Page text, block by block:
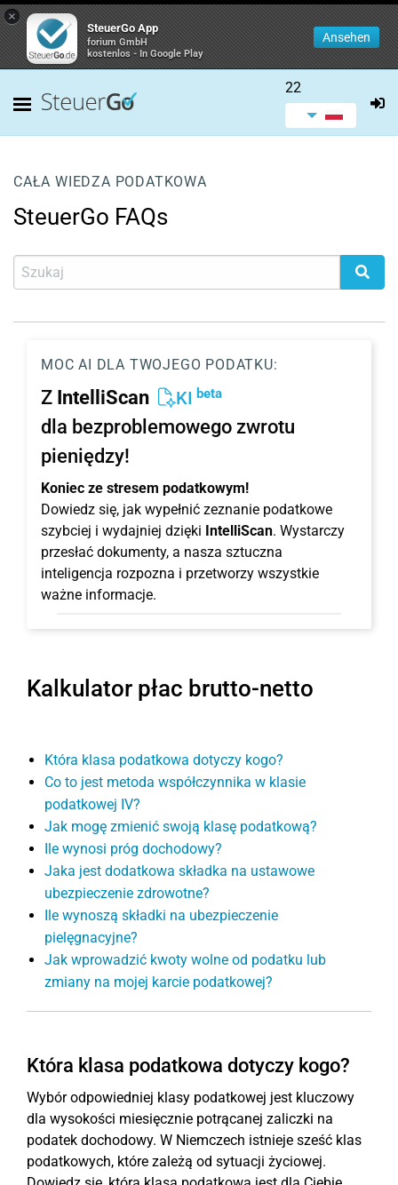
×
SteuerGo App
forium GmbH
kostenlos - In Google Play
Ansehen
22
CAŁA WIEDZA PODATKOWA
SteuerGo FAQs
MOC AI DLA TWOJEGO PODATKU:
Z IntelliScan KI beta
dla bezproblemowego zwrotu
pieniędzy!
Koniec ze stresem podatkowym!
Dowiedz się, jak wypełnić zeznanie podatkowe
szybciej i wydajniej dzięki IntelliScan. Wystarczy
przesłać dokumenty, a nasza sztuczna
inteligencja rozpozna i przetworzy wszystkie
ważne informacje.
Kalkulator płac brutto-netto
Która klasa podatkowa dotyczy kogo?
Co to jest metoda współczynnika w klasie
podatkowej IV?
Jak mogę zmienić swoją klasę podatkową?
Ile wynosi próg dochodowy?
Jaka jest dodatkowa składka na ustawowe
ubezpieczenie zdrowotne?
Ile wynoszą składki na ubezpieczenie
pielęgnacyjne?
Jak wprowadzić kwoty wolne od podatku lub
zmiany na mojej karcie podatkowej?
Która klasa podatkowa dotyczy kogo?
Wybór odpowiedniej klasy podatkowej jest kluczowy
dla wysokości miesięcznie potrącanej zaliczki na
podatek dochodowy. W Niemczech istnieje sześć klas
podatkowych, które zależą od sytuacji życiowej.